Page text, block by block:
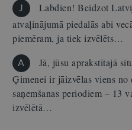
J
Labdien! Beidzot
atvaļinājumā piedalās abi
piemēram, ja tiek izvēlēts…
A
Jā, jūsu aprakstītajā
Ģimenei ir jāizvēlas viens no
saņemšanas periodiem – 13
izvēlētā…